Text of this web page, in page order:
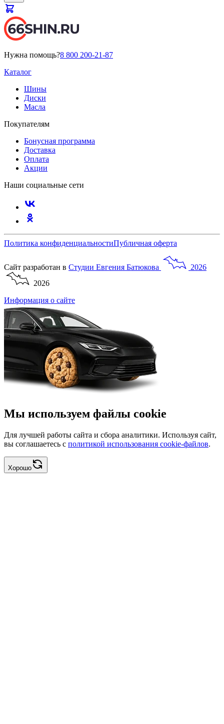
Нужна помощь?8 800 200-21-87
Каталог
Шины
Диски
Масла
Покупателям
Бонусная программа
Доставка
Оплата
Акции
Наши социальные сети
Политика конфиденциальностиПубличная оферта
Сайт разработан в Студии Евгения Батюкова
2026
2026
Информация о сайте
Мы используем файлы cookie
Для лучшей работы сайта и сбора аналитики. Используя сайт,
вы соглашаетесь с политикой использования cookie-файлов.
Хорошо